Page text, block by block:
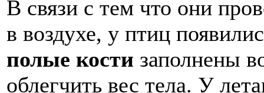
В связи с тем что они
в воздухе, у птиц
полые кости заполнены
облегчить вес тела. У